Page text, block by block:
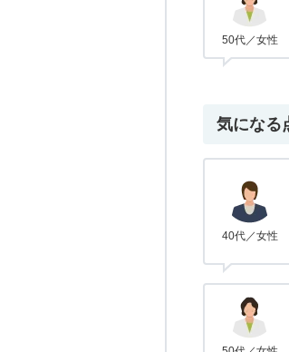
50代／女性
気になる
40代／女性